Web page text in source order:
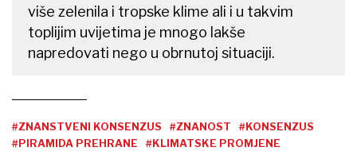
više zelenila i tropske klime ali i u takvim
toplijim uvijetima je mnogo lakše
napredovati nego u obrnutoj situaciji.
#ZNANSTVENI KONSENZUS #ZNANOST
#KONSENZUS
#PIRAMIDA PREHRANE
#KLIMATSKE PROMJENE